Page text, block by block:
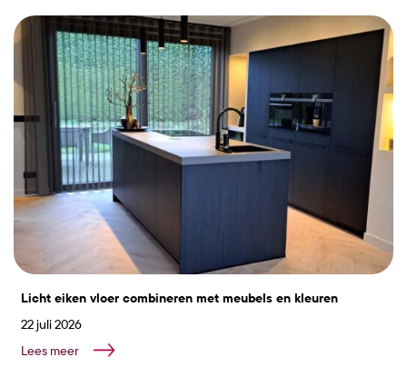
Licht eiken vloer combineren met meubels en kleuren
22 juli 2026
Lees meer